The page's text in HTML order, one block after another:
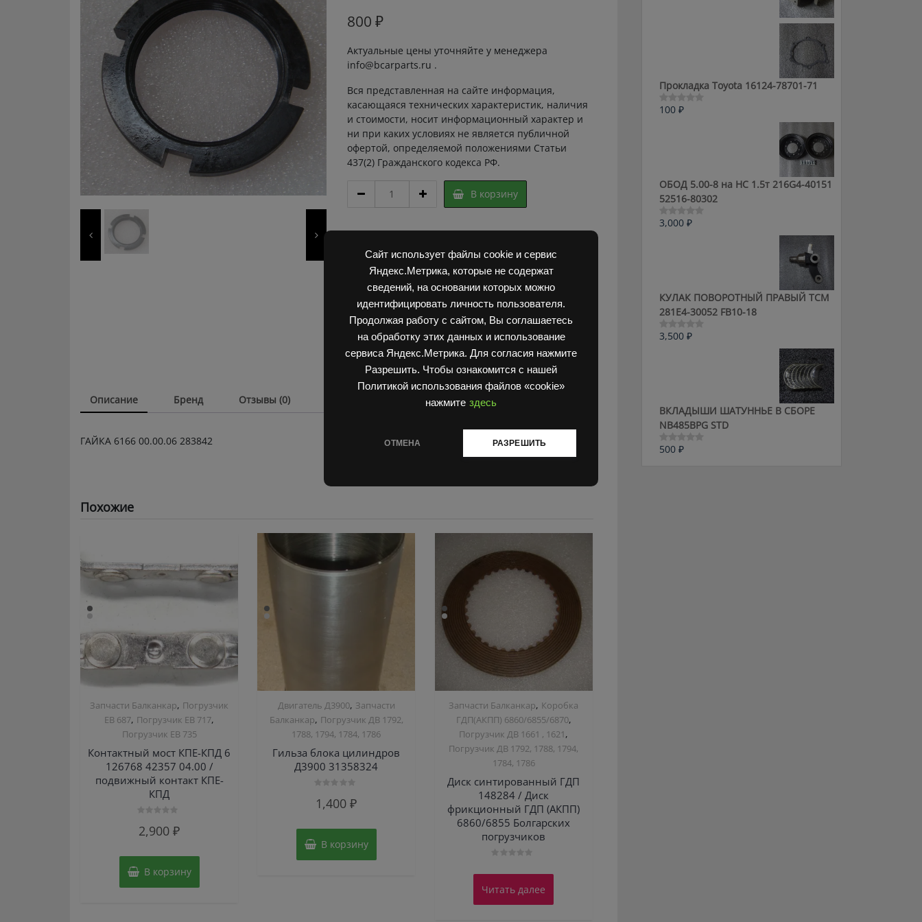
Сайт использует файлы cookie и сервис
Яндекс.Метрика, которые не содержат
сведений, на основании которых можно
идентифицировать личность пользователя.
Продолжая работу с сайтом, Вы соглашаетесь
на обработку этих данных и использование
сервиса Яндекс.Метрика. Для согласия нажмите
Разрешить. Чтобы ознакомится с нашей
Политикой использования файлов «cookie»
нажмите здесь
ОТМЕНА РАЗРЕШИТЬ
800 ₽
Актуальные цены уточняйте у менеджера
info@bcarparts.ru .
Вся представленная на сайте информация,
касающаяся технических характеристик, наличия
и стоимости, носит информационный характер и
ни при каких условиях не является публичной
офертой, определяемой положениями Статьи
437(2) Гражданского кодекса РФ.
6166
283842
В корзину
Артикул:2F20018 Super
Категории:
Запчасти Балканкар , Погрузчик ЕВ 687
Описание Бренд Отзывы (0)
ГАЙКА 6166 00.00.06 283842
Похожие
Запчасти Балканкар, Погрузчик
ЕВ 687, Погрузчик ЕВ 717,
Погрузчик ЕВ 735
Контактный мост КПЕ-КПД 6
126768 42357 04.00 /
подвижный контакт КПЕ-
КПД
02,900 ₽
В корзину
Двигатель Д3900, Запчасти
Балканкар, Погрузчик ДВ 1792,
1788, 1794, 1784, 1786
Гильза блока цилиндров
Д3900 31358324
0
из
1,400₽
В корзину
Запчасти Балканкар, Коробка
ГДП(АКПП) 6860/6855/6870,
Погрузчик ДВ 1661 , 1621,
Погрузчик ДВ 1792, 1788, 1794,
1784, 1786
Диск синтированный ГДП
148284 / Диск
фрикционный ГДП (АКПП)
6860/6855 Болгарских
погрузчиков
0
5
Читать далее
Прокладка Toyota 16124-78701-71
Оценка
100 ₽
ОБОД 5.00-8 на HC 1.5т 216G4-40151
52516-80302
Оценка
3,000 ₽
КУЛАК ПОВОРОТНЫЙ ПРАВЫЙ ТСМ
281E4-30052 FB10-18
Оценка
3,500 ₽
ВКЛАДЫШИ ШАТУННЬЕ В СБОРЕ
NB485BPG STD
Оценка
500 ₽